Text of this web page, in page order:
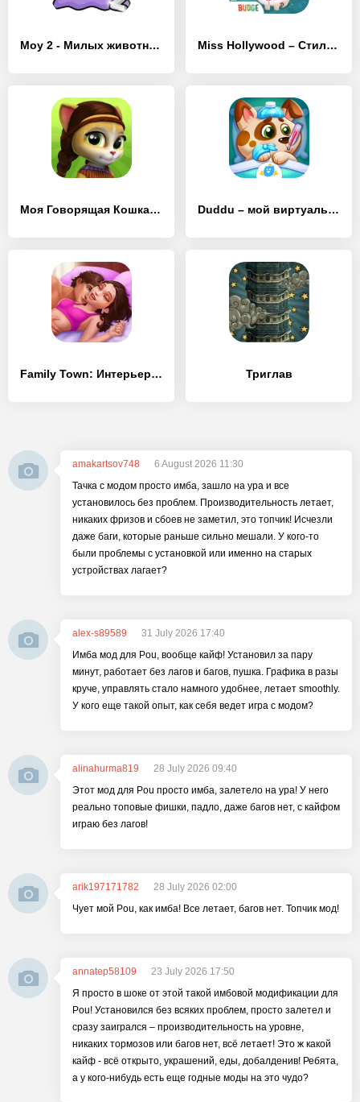
Moy 2 - Милых животных Miss Hollywood – Стильные
Моя Говорящая Кошка Эмма Duddu – мой виртуальный питомец
Family Town: Интерьер и мода Триглав
amakartsov748
6 August 2026 11:30
Тачка с модом просто имба, зашло на ура и все
установилось без проблем. Производительность летает,
никаких фризов и сбоев не заметил, это топчик! Исчезли
даже баги, которые раньше сильно мешали. У кого-то
были проблемы с установкой или именно на старых
устройствах лагает?
alex-s89589
31 July 2026 17:40
Имба мод для Pou, вообще кайф! Установил за пару
минут, работает без лагов и багов, пушка. Графика в разы
круче, управлять стало намного удобнее, летает smoothly.
У кого еще такой опыт, как себя ведет игра с модом?
alinahurma819
28 July 2026 09:40
Этот мод для Pou просто имба, залетело на ура! У него
реально топовые фишки, падло, даже багов нет, с кайфом
играю без лагов!
arik197171782
28 July 2026 02:00
Чует мой Pou, как имба! Все летает, багов нет. Топчик мод!
annatep58109
23 July 2026 17:50
Я просто в шоке от этой такой имбовой модификации для
Pou! Установился без всяких проблем, просто залетел и
сразу заигрался – производительность на уровне,
никаких тормозов или багов нет, всё летает! Это ж какой
кайф - всё открыто, украшений, еды, добалденив! Ребята,
а у кого-нибудь есть еще годные моды на это чудо?